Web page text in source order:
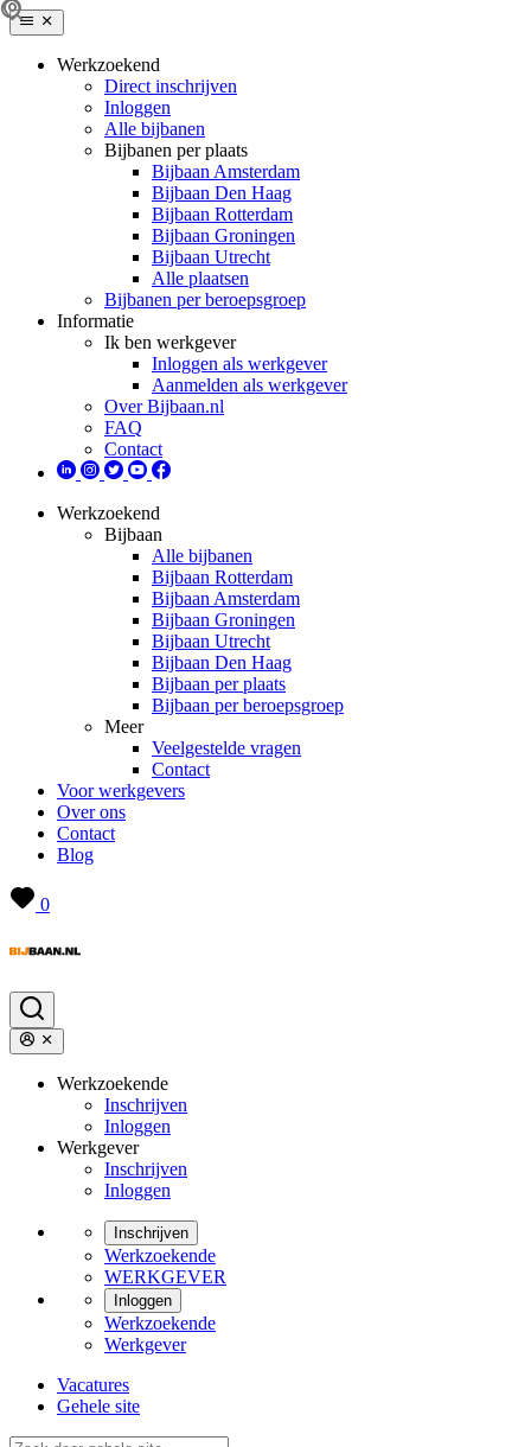
Werkzoekend
Direct inschrijven
Inloggen
Alle bijbanen
Bijbanen per plaats
Bijbaan Amsterdam
Bijbaan Den Haag
Bijbaan Rotterdam
Bijbaan Groningen
Bijbaan Utrecht
Alle plaatsen
Bijbanen per beroepsgroep
Informatie
Ik ben werkgever
Inloggen als werkgever
Aanmelden als werkgever
Over Bijbaan.nl
FAQ
Contact
Werkzoekend
Bijbaan
Alle bijbanen
Bijbaan Rotterdam
Bijbaan Amsterdam
Bijbaan Groningen
Bijbaan Utrecht
Bijbaan Den Haag
Bijbaan per plaats
Bijbaan per beroepsgroep
Meer
Veelgestelde vragen
Contact
Voor werkgevers
Over ons
Contact
Blog
0
Werkzoekende
Inschrijven
Inloggen
Werkgever
Inschrijven
Inloggen
Inschrijven
Werkzoekende
WERKGEVER
Inloggen
Werkzoekende
Werkgever
Vacatures
Gehele site